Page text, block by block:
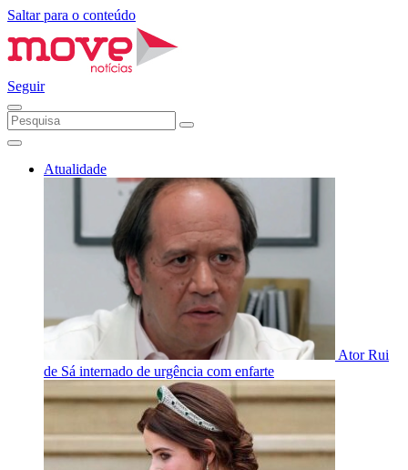
Saltar para o conteúdo
Seguir
Atualidade
Ator Rui
de Sá internado de urgência com enfarte